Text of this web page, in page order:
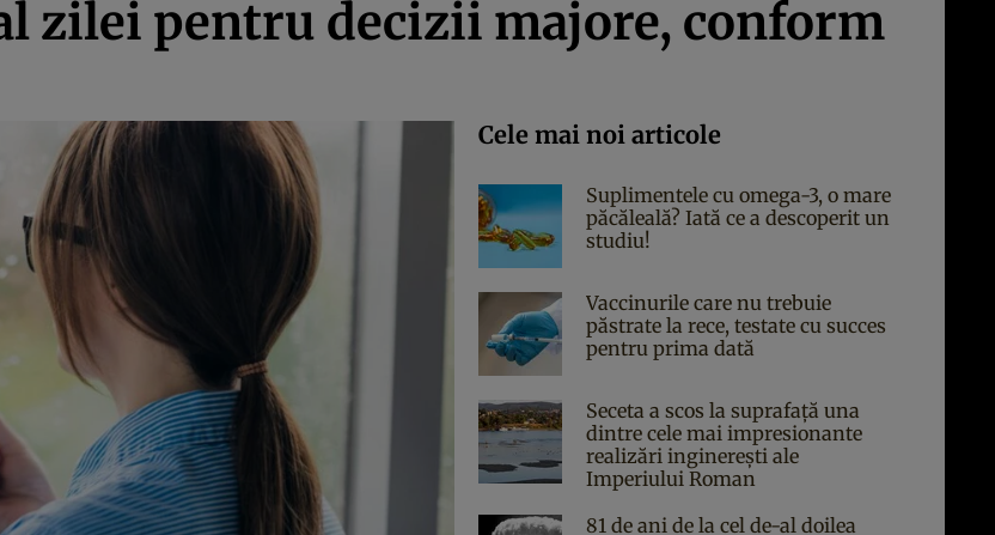
zilei pentru decizii majore, conform
Cele mai noi articole
Suplimentele cu omega-3, o mare
păcăleală? Iată ce a descoperit un
studiu!
Vaccinurile care nu trebuie
păstrate la rece, testate cu succes
pentru prima dată
Seceta a scos la suprafață una
dintre cele mai impresionante
realizări inginerești ale
Imperiului Roman
81 de ani de la cel de-al doilea